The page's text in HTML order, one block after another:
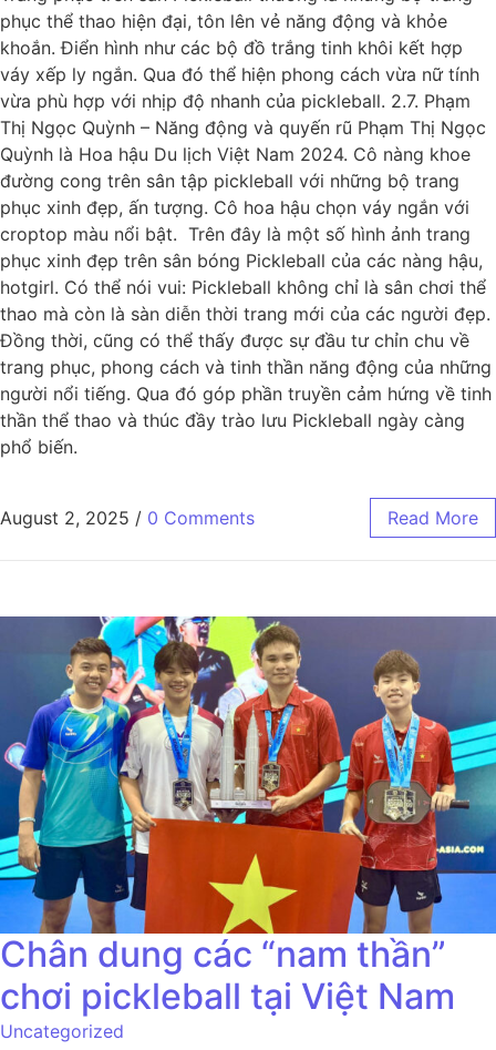
phục thể thao hiện đại, tôn lên vẻ năng động và khỏe
khoắn. Điển hình như các bộ đồ trắng tinh khôi kết hợp
váy xếp ly ngắn. Qua đó thể hiện phong cách vừa nữ tính
vừa phù hợp với nhịp độ nhanh của pickleball. 2.7. Phạm
Thị Ngọc Quỳnh – Năng động và quyến rũ Phạm Thị Ngọc
Quỳnh là Hoa hậu Du lịch Việt Nam 2024. Cô nàng khoe
đường cong trên sân tập pickleball với những bộ trang
phục xinh đẹp, ấn tượng. Cô hoa hậu chọn váy ngắn với
croptop màu nổi bật. Trên đây là một số hình ảnh trang
phục xinh đẹp trên sân bóng Pickleball của các nàng hậu,
hotgirl. Có thể nói vui: Pickleball không chỉ là sân chơi thể
thao mà còn là sàn diễn thời trang mới của các người đẹp.
Đồng thời, cũng có thể thấy được sự đầu tư chỉn chu về
trang phục, phong cách và tinh thần năng động của những
người nổi tiếng. Qua đó góp phần truyền cảm hứng về tinh
thần thể thao và thúc đầy trào lưu Pickleball ngày càng
phổ biến.
August 2, 2025 / 0 Comments Read More
Chân dung các “nam thần”
chơi pickleball tại Việt Nam
Uncategorized